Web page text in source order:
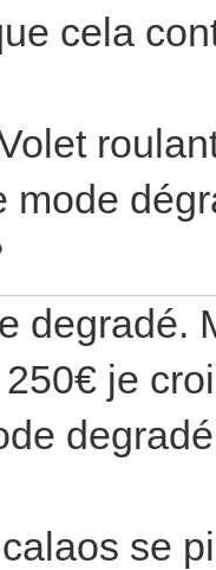
cela
mode
degradé.
je
se